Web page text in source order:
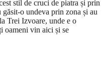
stil de cruci de piatra și prin
o undeva prin zona și au
Trei Izvoare, unde e o
oameni vin aici și se